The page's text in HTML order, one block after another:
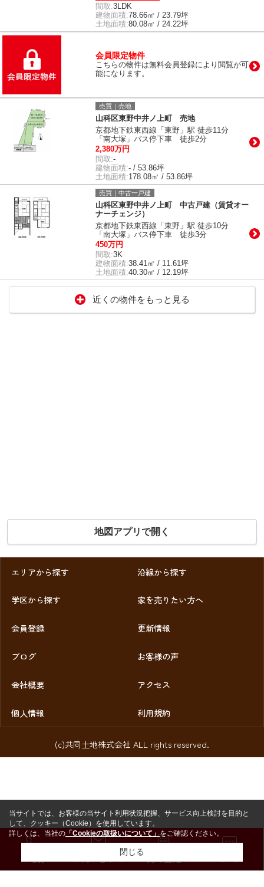
間取:3LDK
建物面積:78.66㎡ / 23.79坪
土地面積:80.08㎡ / 24.22坪
会員限定物件
こちらの物件は無料会員登録により閲覧が可
能になります。
売買｜売地
山科区東野中井ノ上町 売地
京都地下鉄東西線「東野」駅 徒歩11分
「南大塚」バス停下車 徒歩2分
2,380万円
間取:-
建物面積:- / 53.86坪
土地面積:178.08㎡ / 53.86坪
売買｜中古一戸建
山科区東野中井ノ上町 中古戸建（賃貸オー
ナーチェンジ）
京都地下鉄東西線「東野」駅 徒歩10分
「南大塚」バス停下車 徒歩3分
450万円
間取:3K
建物面積:38.41㎡ / 11.61坪
土地面積:40.30㎡ / 12.19坪
近くの物件をもっと見る
地図アプリで開く
エリアから探す 沿線から探す
学区から探す 家を売りたい方へ
会員登録 更新情報
ブログ お客様の声
会社概要 アクセス
個人情報 利用規約
(c)共同土地株式会社 ALL rights reserved.
お問い合わせ
当サイトでは、お客様の当サイト利用状況把握、サービス向上検討を目的と
して、クッキー（Cookie）を使用しています。
詳しくは、当社の 「Cookieの取扱いについて」をご確認ください。
閉じる